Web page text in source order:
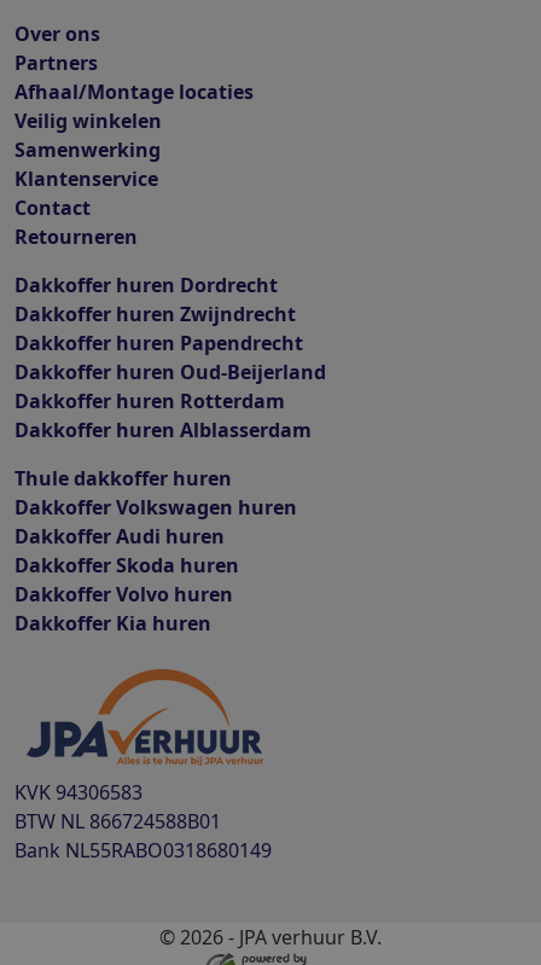
Over ons
Partners
Afhaal/Montage locaties
Veilig winkelen
Samenwerking
Klantenservice
Contact
Retourneren
Dakkoffer huren Dordrecht
Dakkoffer huren Zwijndrecht
Dakkoffer huren Papendrecht
Dakkoffer huren Oud-Beijerland
Dakkoffer huren Rotterdam
Dakkoffer huren Alblasserdam
Thule dakkoffer huren
Dakkoffer Volkswagen huren
Dakkoffer Audi huren
Dakkoffer Skoda huren
Dakkoffer Volvo huren
Dakkoffer Kia huren
KVK 94306583
BTW NL 866724588B01
Bank NL55RABO0318680149
© 2026 - JPA verhuur B.V.